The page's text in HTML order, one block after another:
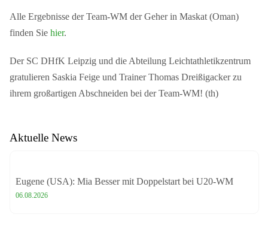
Alle Ergebnisse der Team-WM der Geher in Maskat (Oman)
finden Sie hier.
Der SC DHfK Leipzig und die Abteilung Leichtathletikzentrum
gratulieren Saskia Feige und Trainer Thomas Dreißigacker zu
ihrem großartigen Abschneiden bei der Team-WM! (th)
Aktuelle News
Eugene (USA): Mia Besser mit Doppelstart bei U20-WM
06.08.2026